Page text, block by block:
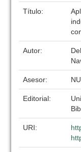
Título:
Autor:
Asesor:
Editorial:
URI: